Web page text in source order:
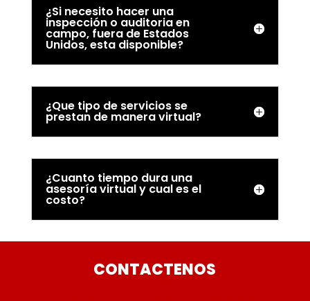
¿Si necesito hacer una
inspección o auditoria en
campo, fuera de Estados
Unidos, esta disponible?
¿Que tipo de servicios se
prestan de manera virtual?
¿Cuanto tiempo dura una
asesoría virtual y cual es el
costo?
CONTACTENOS